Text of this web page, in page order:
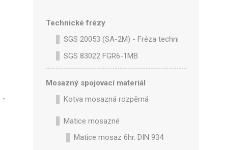
Technické frézy
SGS 20053 (SA-2M) - Fréza technická SA-2M válcová
SGS 83022 FGR6-1MB
Mosazný spojovací materiál
Kotva mosazná rozpěrná
Matice mosazné
Matice mosaz 6hr. DIN 934